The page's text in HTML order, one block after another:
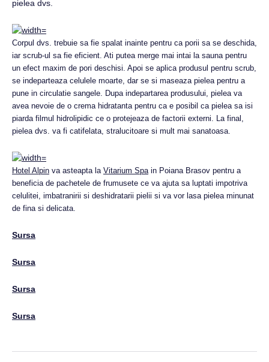
pielea dvs.
Corpul dvs. trebuie sa fie spalat inainte pentru ca porii sa se deschida,
iar scrub-ul sa fie eficient. Ati putea merge mai intai la sauna pentru
un efect maxim de pori deschisi. Apoi se aplica produsul pentru scrub,
se indeparteaza celulele moarte, dar se si maseaza pielea pentru a
pune in circulatie sangele. Dupa indepartarea produsului, pielea va
avea nevoie de o crema hidratanta pentru ca e posibil ca pielea sa isi
piarda filmul hidrolipidic ce o protejeaza de factorii externi. La final,
pielea dvs. va fi catifelata, stralucitoare si mult mai sanatoasa.
Hotel Alpin va asteapta la Vitarium Spain Poiana Brasov pentru a
beneficia de pachetele de frumusete ce va ajuta sa luptati impotriva
celulitei, imbatranirii si deshidratarii pielii si va vor lasa pielea minunat
de fina si delicata.
Sursa
Sursa
Sursa
Sursa